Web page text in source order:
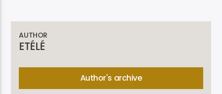
AUTHOR
ETÉLÉ
Author's archive